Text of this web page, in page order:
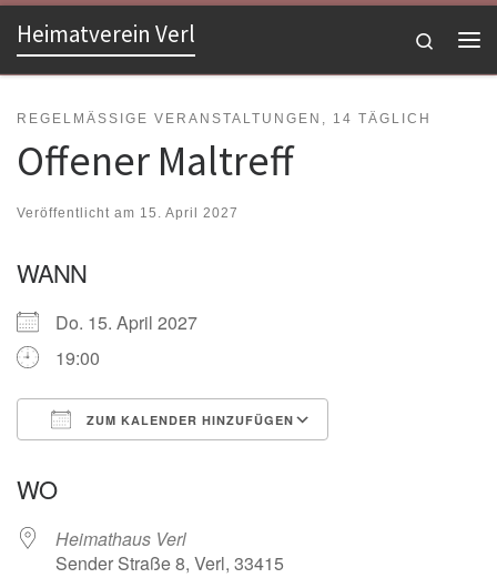
Zum Inhalt springen
Heimatverein Verl
Search
REGELMÄSSIGE VERANSTALTUNGEN, 14 TÄGLICH
Offener Maltreff
Veröffentlicht am 15. April 2027
WANN
Do. 15. April 2027
19:00
ZUM KALENDER HINZUFÜGEN
WO
Heimathaus Verl
Sender Straße 8, Verl, 33415